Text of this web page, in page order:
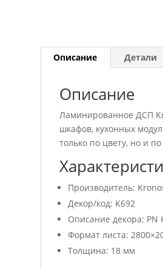
Описание Детали
Описание
Ламинированное ДСП
шкафов, кухонных
только по цвету, но и
Производитель:
Декор/код: K692
Описание декора: РN
Формат листа:
Толщина: 18 мм